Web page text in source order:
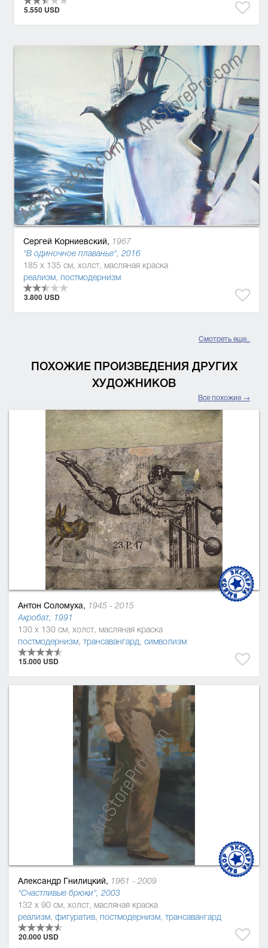
5.550 USD
Сергей Корниевский, 1967
"В одиночное плаванье", 2016
185 x 135 см, холст, масляная краска
реализм, постмодернизм
3.800 USD
Смотреть еще..
ПОХОЖИЕ ПРОИЗВЕДЕНИЯ ДРУГИХ
ХУДОЖНИКОВ
Все похожие →
Антон Соломуха, 1945 - 2015
Акробат, 1991
130 x 130 см, холст, масляная краска
постмодернизм, трансавангард, символизм
15.000 USD
Александр Гнилицкий, 1961 - 2009
"Счастливые брюки", 2003
132 x 90 см, холст, масляная краска
реализм, фигуратив, постмодернизм, трансавангард
20.000 USD